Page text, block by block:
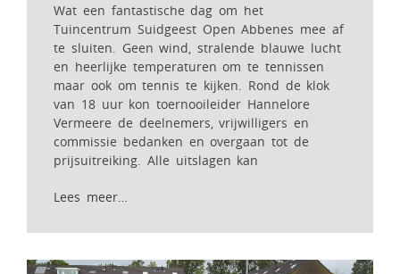
Wat een fantastische dag om het
Tuincentrum Suidgeest Open Abbenes mee af
te sluiten. Geen wind, stralende blauwe lucht
en heerlijke temperaturen om te tennissen
maar ook om tennis te kijken. Rond de klok
van 18 uur kon toernooileider Hannelore
Vermeere de deelnemers, vrijwilligers en
commissie bedanken en overgaan tot de
prijsuitreiking. Alle uitslagen kan
Lees meer…